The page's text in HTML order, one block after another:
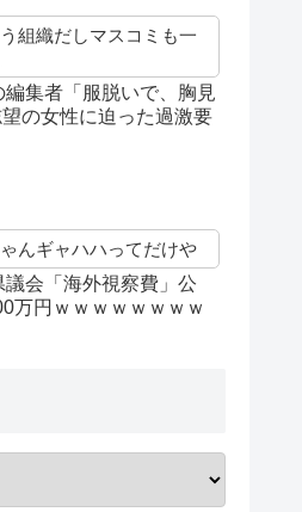
組織だしマスコミも一
編集者「服脱いで、胸見
の女性に迫った過激要
んギャハハってだけや
会「海外視察費」公
万円ｗｗｗｗｗｗｗｗ